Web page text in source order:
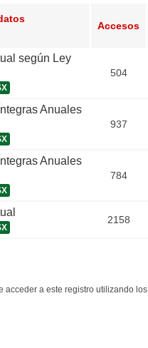
Accesos
según Ley
504
Anuales
937
Anuales
784
2158
acceder a este registro utilizando los